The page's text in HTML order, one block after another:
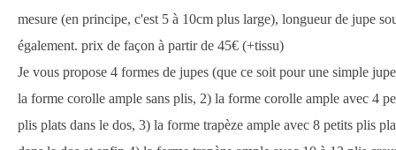
mesure (en principe, c'est 5 à 10cm plus large), longueur de jupe
également. prix de façon à partir de 45€ (+tissu)
Je vous propose 4 formes de jupes (que ce soit pour une simple
la forme corolle ample sans plis, 2) la forme corolle ample avec 4
plis plats dans le dos, 3) la forme trapèze ample avec 8 petits plis